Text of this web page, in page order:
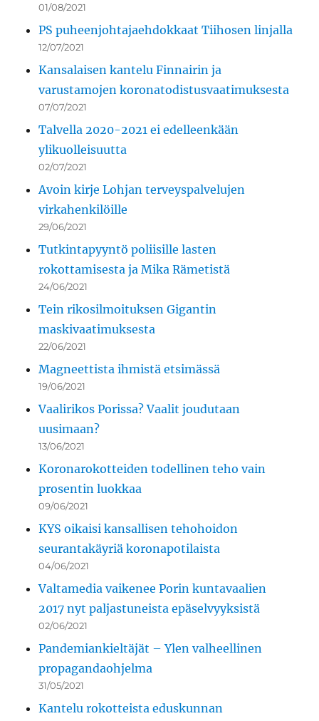
01/08/2021
PS puheenjohtajaehdokkaat Tiihosen linjalla
12/07/2021
Kansalaisen kantelu Finnairin ja
varustamojen koronatodistusvaatimuksesta
07/07/2021
Talvella 2020-2021 ei edelleenkään
ylikuolleisuutta
02/07/2021
Avoin kirje Lohjan terveyspalvelujen
virkahenkilöille
29/06/2021
Tutkintapyyntö poliisille lasten
rokottamisesta ja Mika Rämetistä
24/06/2021
Tein rikosilmoituksen Gigantin
maskivaatimuksesta
22/06/2021
Magneettista ihmistä etsimässä
19/06/2021
Vaalirikos Porissa? Vaalit joudutaan
uusimaan?
13/06/2021
Koronarokotteiden todellinen teho vain
prosentin luokkaa
09/06/2021
KYS oikaisi kansallisen tehohoidon
seurantakäyriä koronapotilaista
04/06/2021
Valtamedia vaikenee Porin kuntavaalien
2017 nyt paljastuneista epäselvyyksistä
02/06/2021
Pandemiankieltäjät – Ylen valheellinen
propagandaohjelma
31/05/2021
Kantelu rokotteista eduskunnan